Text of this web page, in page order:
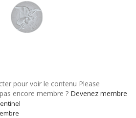
pour voir le contenu Please
encore membre ? Devenez membre